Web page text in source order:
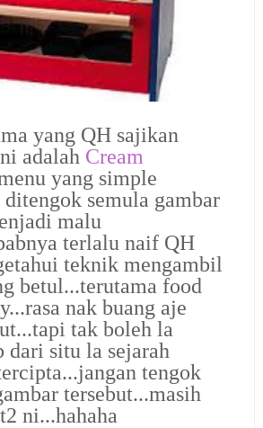
yang QH sajikan
adalah Cream
yang simple
semula gambar
malu
terlalu naif QH
teknik mengambil
betul...terutama food
nak buang aje
tak boleh la
dari situ la sejarah
tengok
tersebut...masih
ni...hahaha